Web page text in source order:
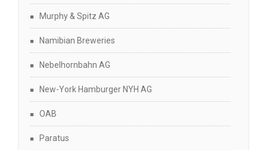
Murphy & Spitz AG
Namibian Breweries
Nebelhornbahn AG
New-York Hamburger NYH AG
OAB
Paratus